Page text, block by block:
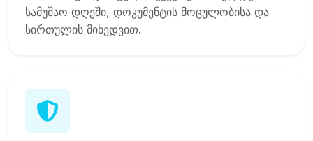
სამუშაო დღეში, დოკუმენტის მოცულობისა და
სირთულის მიხედვით.